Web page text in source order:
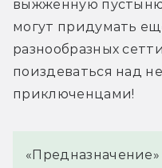
выжженную
могут придумать
разнообразных
поиздеваться над
приключенцами!